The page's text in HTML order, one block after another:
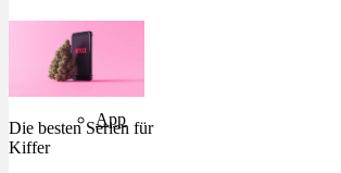
App
Die besten Serien für
Kiffer